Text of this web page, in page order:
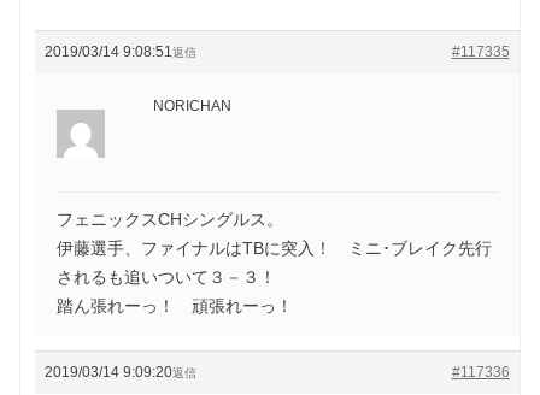
2019/03/14 9:08:51 #117335
返信
NORICHAN
フェニックスCHシングルス。
伊藤選手、ファイナルはTBに突入！ ミニ･ブレイク先行
されるも追いついて３－３！
踏ん張れーっ！ 頑張れーっ！
2019/03/14 9:09:20 #117336
返信